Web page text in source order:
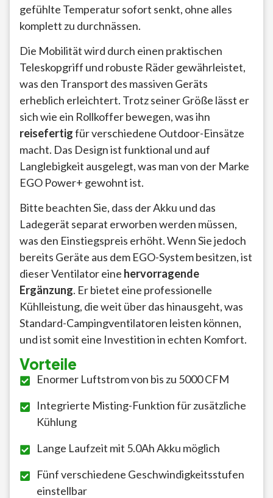
gefühlte Temperatur sofort senkt, ohne alles
komplett zu durchnässen.
Die Mobilität wird durch einen praktischen
Teleskopgriff und robuste Räder gewährleistet,
was den Transport des massiven Geräts
erheblich erleichtert. Trotz seiner Größe lässt er
sich wie ein Rollkoffer bewegen, was ihn
reisefertigfür verschiedene Outdoor-Einsätze
macht. Das Design ist funktional und auf
Langlebigkeit ausgelegt, was man von der Marke
EGO Power+ gewohnt ist.
Bitte beachten Sie, dass der Akku und das
Ladegerät separat erworben werden müssen,
was den Einstiegspreis erhöht. Wenn Sie jedoch
bereits Geräte aus dem EGO-System besitzen, ist
dieser Ventilator eine hervorragende
Ergänzung. Er bietet eine professionelle
Kühlleistung, die weit über das hinausgeht, was
Standard-Campingventilatoren leisten können,
und ist somit eine Investition in echten Komfort.
Vorteile
Enormer Luftstrom von bis zu 5000 CFM
Integrierte Misting-Funktion für zusätzliche
Kühlung
Lange Laufzeit mit 5.0Ah Akku möglich
Fünf verschiedene Geschwindigkeitsstufen
einstellbar